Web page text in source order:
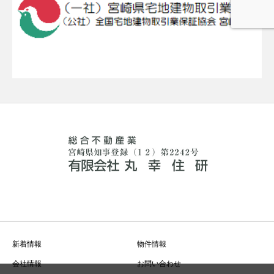
新着情報 物件情報
会社情報 お問い合わせ